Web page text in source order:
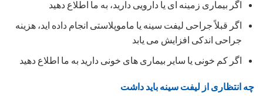
اگر بیماری زمینه ای یا دارویی دارید، به ما اطلاع دهید
اگر قبلاً جراحی لیفت سینه یا ماموپلاستی انجام داده اید، هزینه
جراحی اندکی افزایش می یابد
اگر کم خونی یا سایر بیماری های خونی دارید به ما اطلاع دهید
چه انتظاری از لیفت سینه باید داشت